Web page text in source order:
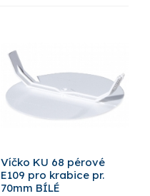
Víčko KU 68 pérové
E109 pro krabice pr.
70mm BÍLÉ